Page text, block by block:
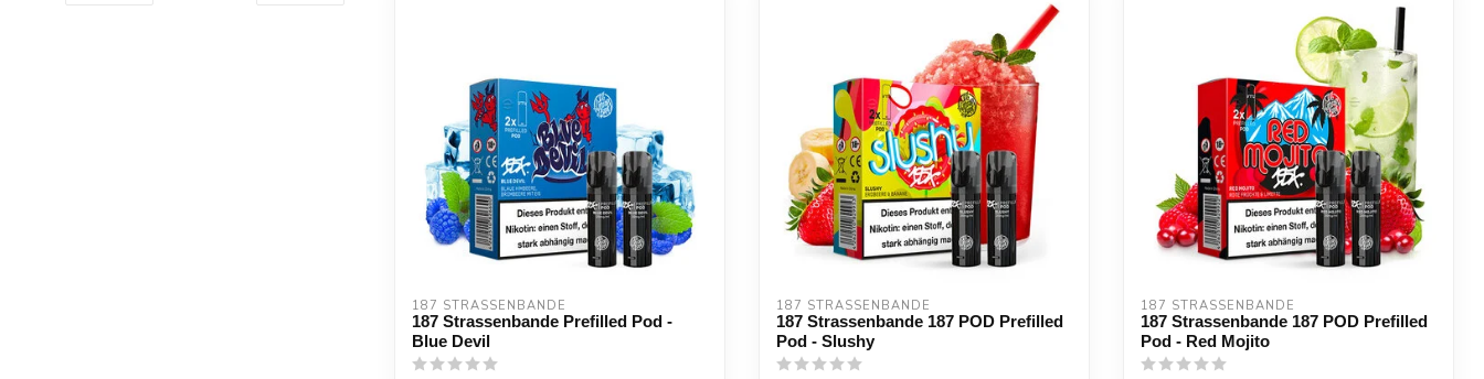
187 STRASSENBANDE
187 Strassenbande Prefilled Pod -
Blue Devil
187 STRASSENBANDE
187 Strassenbande 187 POD Prefilled
Pod - Slushy
187 STRASSENBANDE
187 Strassenbande 187 POD Prefilled
Pod - Red Mojito